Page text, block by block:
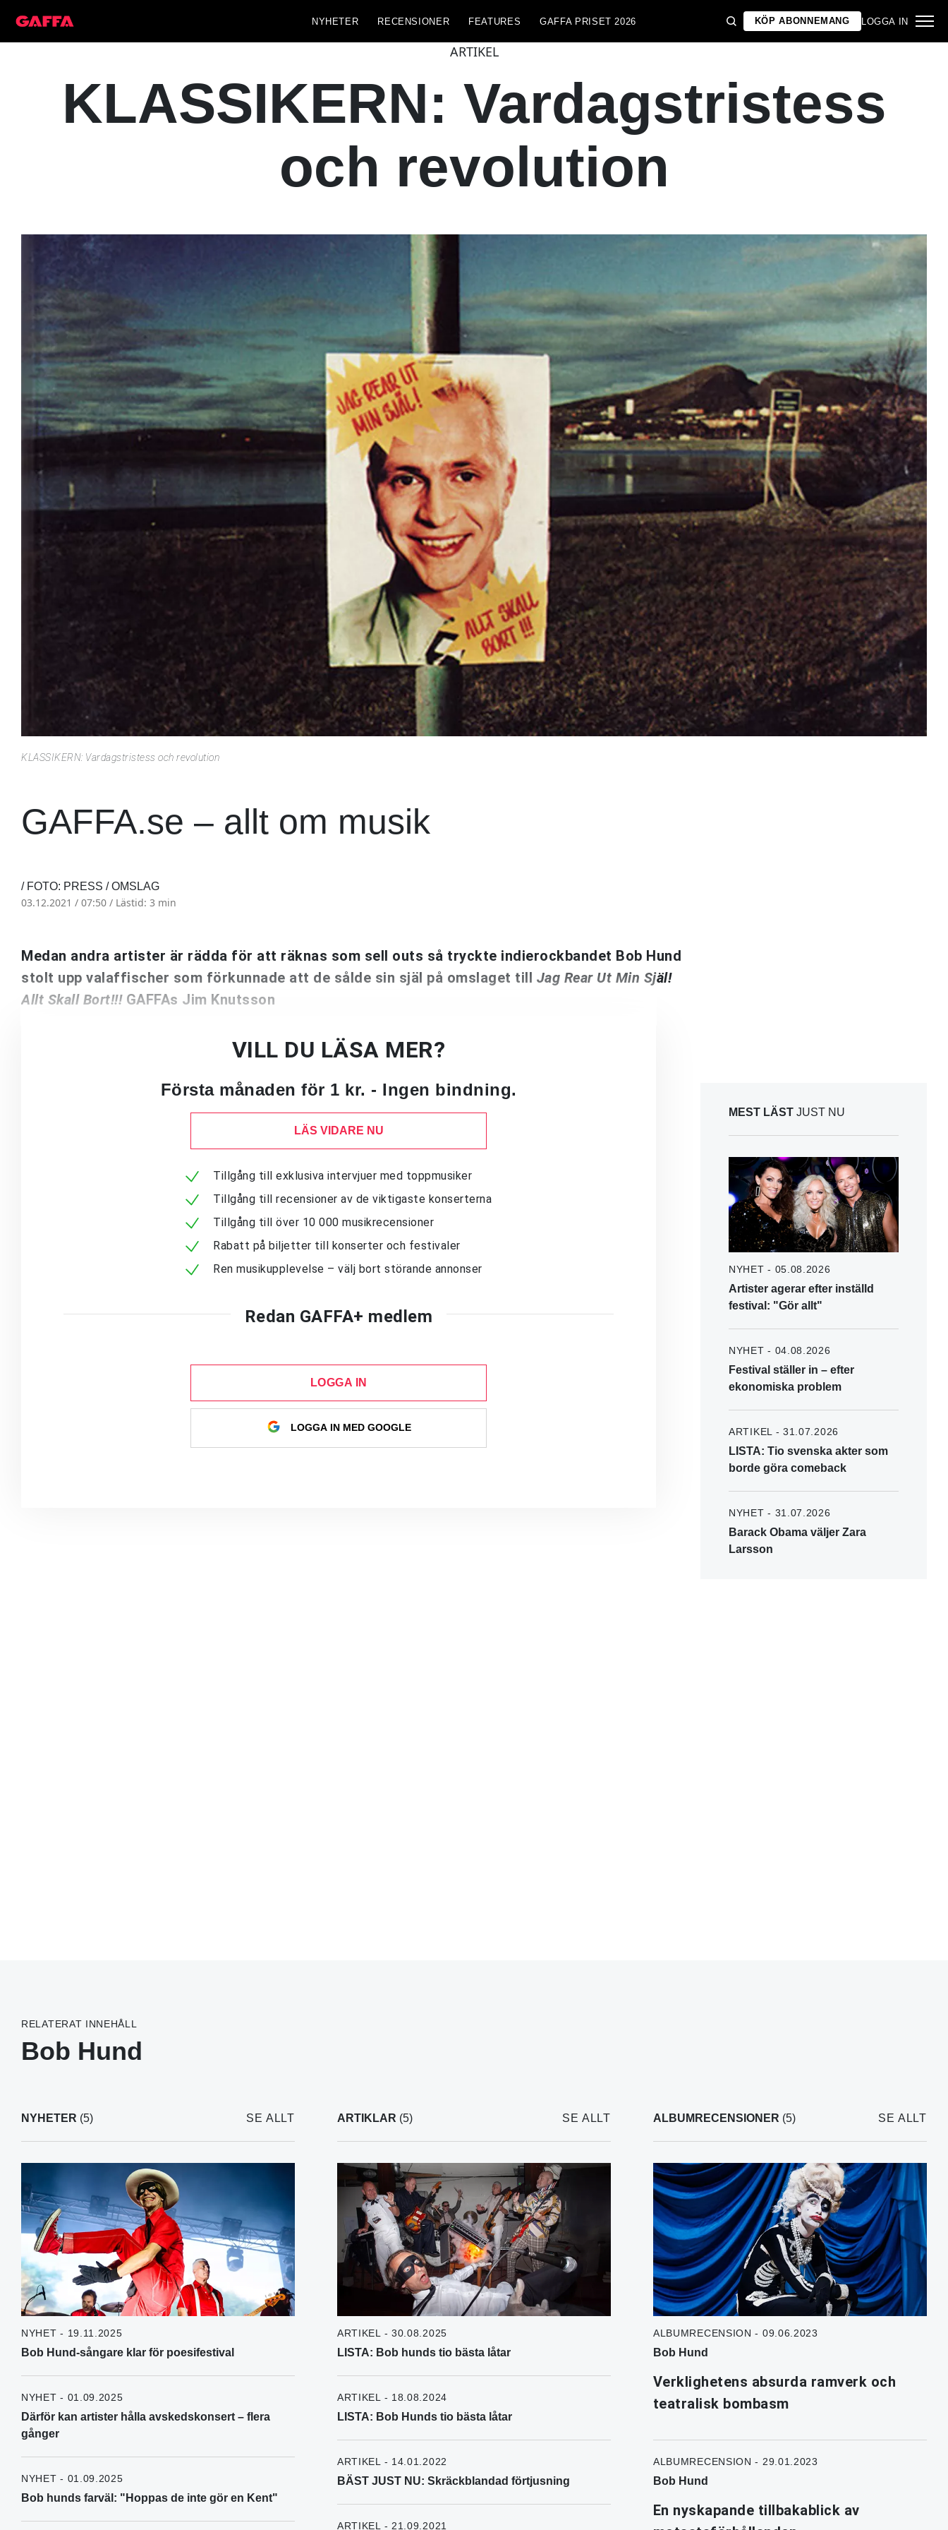
NYHETER RECENSIONER FEATURES GAFFA PRISET 2026 KÖP ABONNEMANG LOGGA IN
ARTIKEL
KLASSIKERN: Vardagstristess
och revolution
KLASSIKERN: Vardagstristess och revolution
GAFFA.se – allt om musik
/ FOTO: PRESS / OMSLAG
03.12.2021 / 07:50 / Lästid: 3 min
Medan andra artister är rädda för att räknas som sell outs så tryckte indierockbandet Bob Hund
stolt upp valaffischer som förkunnade att de sålde sin själ på omslaget till Jag Rear Ut Min Själ!
Allt Skall Bort!!!GAFFAs Jim Knutsson
VILL DU LÄSA MER?
Första månaden för 1 kr. - Ingen bindning.
LÄS VIDARE NU
Tillgång till exklusiva intervjuer med toppmusiker
Tillgång till recensioner av de viktigaste konserterna
Tillgång till över 10 000 musikrecensioner
Rabatt på biljetter till konserter och festivaler
Ren musikupplevelse – välj bort störande annonser
Redan GAFFA+ medlem
LOGGA IN
LOGGA IN MED GOOGLE
MEST LÄST JUST NU
NYHET - 05.08.2026
Artister agerar efter inställd
festival: "Gör allt"
NYHET - 04.08.2026
Festival ställer in – efter
ekonomiska problem
ARTIKEL - 31.07.2026
LISTA: Tio svenska akter som
borde göra comeback
NYHET - 31.07.2026
Barack Obama väljer Zara
Larsson
RELATERAT INNEHÅLL
Bob Hund
NYHETER (5) SE ALLT
NYHET - 19.11.2025
Bob Hund-sångare klar för poesifestival
NYHET - 01.09.2025
Därför kan artister hålla avskedskonsert – flera
gånger
NYHET - 01.09.2025
Bob hunds farväl: "Hoppas de inte gör en Kent"
ARTIKLAR (5) SE ALLT
ARTIKEL - 30.08.2025
LISTA: Bob hunds tio bästa låtar
ARTIKEL - 18.08.2024
LISTA: Bob Hunds tio bästa låtar
ARTIKEL - 14.01.2022
BÄST JUST NU: Skräckblandad förtjusning
ARTIKEL - 21.09.2021
ALBUMRECENSIONER (5) SE ALLT
ALBUMRECENSION - 09.06.2023
Bob Hund
Verklighetens absurda ramverk och
teatralisk bombasm
ALBUMRECENSION - 29.01.2023
Bob Hund
En nyskapande tillbakablick av